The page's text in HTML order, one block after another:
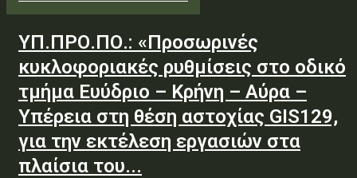
ΥΠ.ΠΡΟ.ΠΟ.: «Προσωρινές
κυκλοφοριακές ρυθμίσεις στο οδικό
τμήμα Ευύδριο – Κρήνη – Αύρα –
Υπέρεια στη θέση αστοχίας GIS129,
για την εκτέλεση εργασιών στα
πλαίσια του...